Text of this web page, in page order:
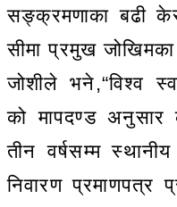
सङ्क्रमणाका बढी
सीमा प्रमुख
जोशीले भने,“विश्व
को मापदण्ड अनुसार
तीन वर्षसम्म
निवारण प्रमाणपत्र